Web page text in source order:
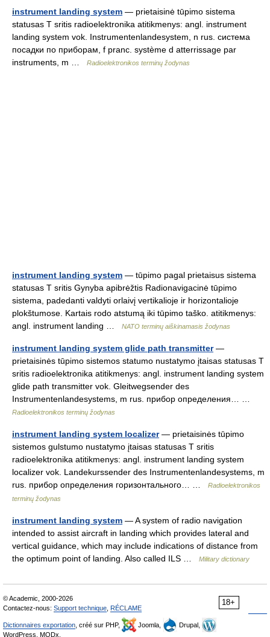
instrument landing system — prietaisinė tūpimo sistema
statusas T sritis radioelektronika atitikmenys: angl. instrument
landing system vok. Instrumentenlandesystem, n rus. система
посадки по приборам, f pranc. système d atterrissage par
instruments, m …
Radioelektronikos terminų žodynas
instrument landing system — tūpimo pagal prietaisus sistema
statusas T sritis Gynyba apibrėžtis Radionavigacinė tūpimo
sistema, padedanti valdyti orlaivį vertikalioje ir horizontalioje
plokštumose. Kartais rodo atstumą iki tūpimo taško. atitikmenys:
angl. instrument landing …
NATO terminų aiškinamasis žodynas
instrument landing system glide path transmitter—
prietaisinės tūpimo sistemos statumo nustatymo įtaisas statusas T
sritis radioelektronika atitikmenys: angl. instrument landing system
glide path transmitter vok. Gleitwegsender des
Instrumentenlandesystems, m rus. прибор определения… …
Radioelektronikos terminų žodynas
instrument landing system localizer— prietaisinės tūpimo
sistemos gulstumo nustatymo įtaisas statusas T sritis
radioelektronika atitikmenys: angl. instrument landing system
localizer vok. Landekurssender des Instrumentenlandesystems, m
rus. прибор определения горизонтального… …
Radioelektronikos
terminų žodynas
instrument landing system — A system of radio navigation
intended to assist aircraft in landing which provides lateral and
vertical guidance, which may include indications of distance from
the optimum point of landing. Also called ILS …
Military dictionary
18+
© Academic, 2000-2026
Contactez-nous: Support technique RÉCLAME
Dictionnaires exportation , créé sur PHP, Joomla,
Drupal,
WordPress, MODx.